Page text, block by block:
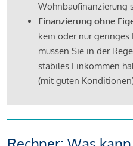
Wohnbaufinanzierung
Finanzierung ohne
kein oder nur
müssen Sie in der
stabiles Einkommen
(mit guten